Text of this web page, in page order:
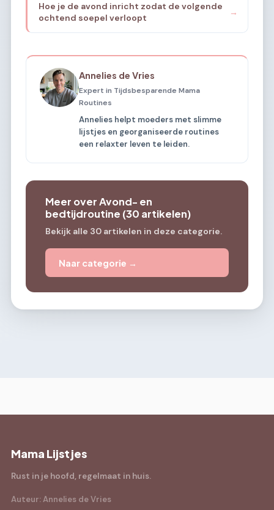
Hoe je de avond inricht zodat de volgende
ochtend soepel verloopt
→
Annelies de Vries
Expert in Tijdsbesparende Mama
Routines
Annelies helpt moeders met slimme
lijstjes en georganiseerde routines
een relaxter leven te leiden.
Meer over Avond- en
bedtijdroutine (30 artikelen)
Bekijk alle 30 artikelen in deze categorie.
Naar categorie →
Mama Lijstjes
Rust in je hoofd, regelmaat in huis.
Auteur: Annelies de Vries